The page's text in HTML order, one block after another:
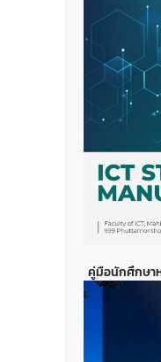
คู่มือนักศึกษา